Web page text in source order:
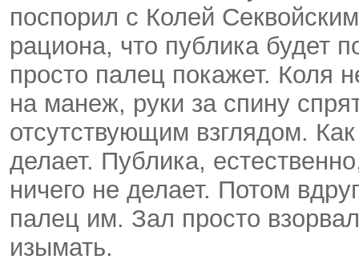
поспорил с Колей
рациона, что публика будет
просто палец покажет.
на манеж, руки за спину
отсутствующим взглядом.
делает. Публика,
ничего не делает. Потом
палец им. Зал просто
изымать.